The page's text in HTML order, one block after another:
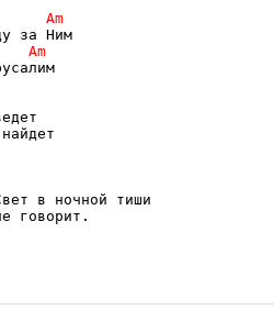
в ночной тиши
говорит.